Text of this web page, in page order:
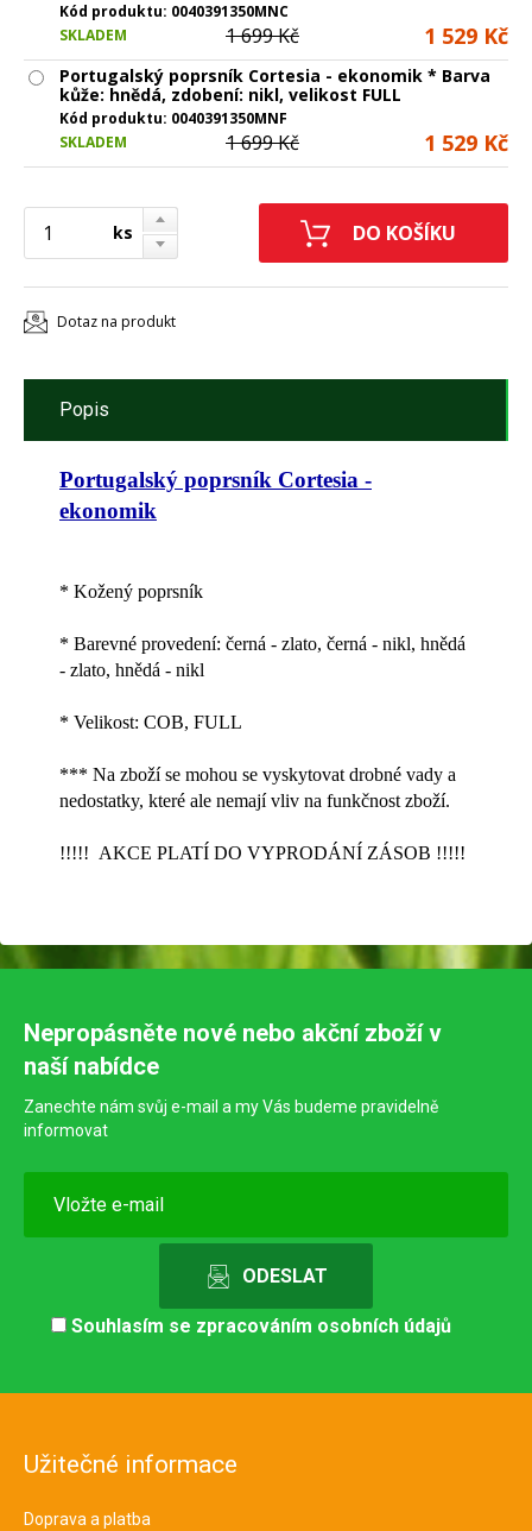
Kód produktu: 0040391350MNC
SKLADEM
1 699 Kč 1 529 Kč
Portugalský poprsník Cortesia - ekonomik * Barva
kůže: hnědá, zdobení: nikl, velikost FULL
Kód produktu: 0040391350MNF
SKLADEM
1 699 Kč 1 529 Kč
ks
Dotaz na produkt
Popis
Portugalský poprsník Cortesia -
ekonomik
* Kožený poprsník
* Barevné provedení: černá - zlato, černá - nikl, hnědá
- zlato, hnědá - nikl
* Velikost: COB, FULL
*** Na zboží se mohou se vyskytovat drobné vady a
nedostatky, které ale nemají vliv na funkčnost zboží.
!!!!! AKCE PLATÍ DO VYPRODÁNÍ ZÁSOB !!!!!
Nepropásněte nové nebo akční zboží v
naší nabídce
Zanechte nám svůj e-mail a my Vás budeme pravidelně
informovat
Souhlasím se zpracováním osobních údajů
Užitečné informace
Doprava a platba